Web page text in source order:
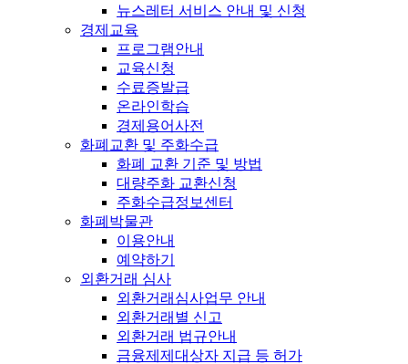
뉴스레터 서비스 안내 및 신청
경제교육
프로그램안내
교육신청
수료증발급
온라인학습
경제용어사전
화폐교환 및 주화수급
화폐 교환 기준 및 방법
대량주화 교환신청
주화수급정보센터
화폐박물관
이용안내
예약하기
외환거래 심사
외환거래심사업무 안내
외환거래별 신고
외환거래 법규안내
금융제제대상자 지급 등 허가